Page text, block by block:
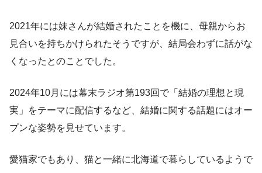
2021年には妹さんが結婚されたことを機に、母親からお
見合いを持ちかけられたそうですが、結局会わずに話がな
くなったとのことでした。
2024年10月には幕末ラジオ第193回で「結婚の理想と現
実」をテーマに配信するなど、結婚に関する話題にはオー
プンな姿勢を見せています。
愛猫家でもあり、猫と一緒に北海道で暮らしているようで